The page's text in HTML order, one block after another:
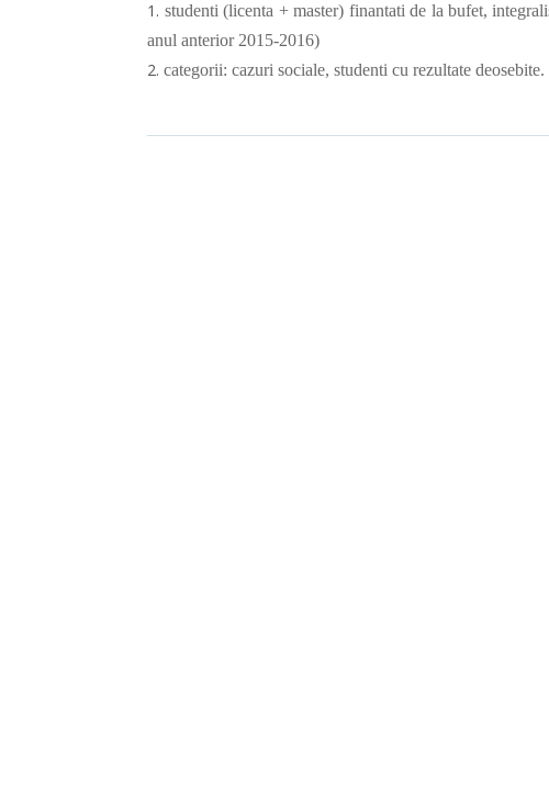
studenti (licenta + master) finantati de la bufet,
anul anterior 2015-2016)
categorii: cazuri sociale, studenti cu rezultate deosebite.